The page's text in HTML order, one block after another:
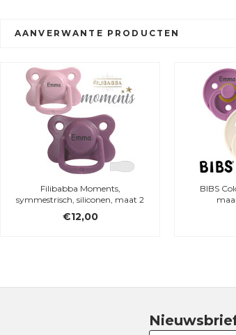
AANVERWANTE PRODUCTEN
Filibabba Moments,
symmestrisch, siliconen, maat 2
€12,00
BIBS